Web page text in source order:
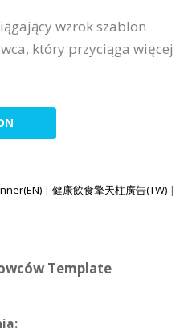
wzrok szablon
który przyciąga więcej
| 健康飲食擎天柱廣告(TW) |
Template